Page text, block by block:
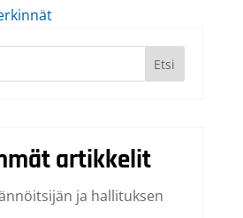
Etsi
artikkelit
ja hallituksen